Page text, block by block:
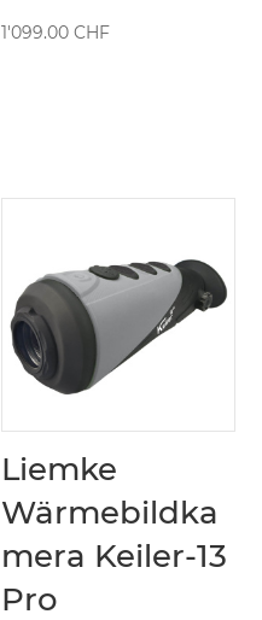
1'099.00CHF
Liemke
Wärmebildka
mera Keiler-13
Pro